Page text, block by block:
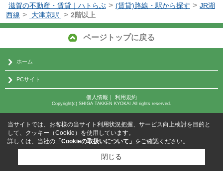
滋賀の不動産・賃貸｜ハトらぶ > (賃貸)路線・駅から探す > JR湖
西線 > 大津京駅 > 2階以上
ページトップに戻る
ホーム
PCサイト
個人情報 ｜ 利用規約
Copyright(c) SHIGA TAKKEN KYOKAI All rights reserved.
当サイトでは、お客様の当サイト利用状況把握、サービス向上検討を目的と
して、クッキー（Cookie）を使用しています。
詳しくは、当社の 「Cookieの取扱いについて」 をご確認ください。
閉じる